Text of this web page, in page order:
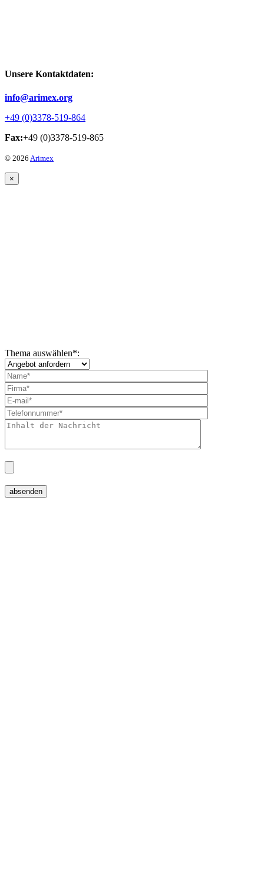
Unsere Kontaktdaten:
info@arimex.org
+49 (0)3378-519-864
Fax:+49 (0)3378-519-865
© 2026 Arimex
×
Thema auswählen*: